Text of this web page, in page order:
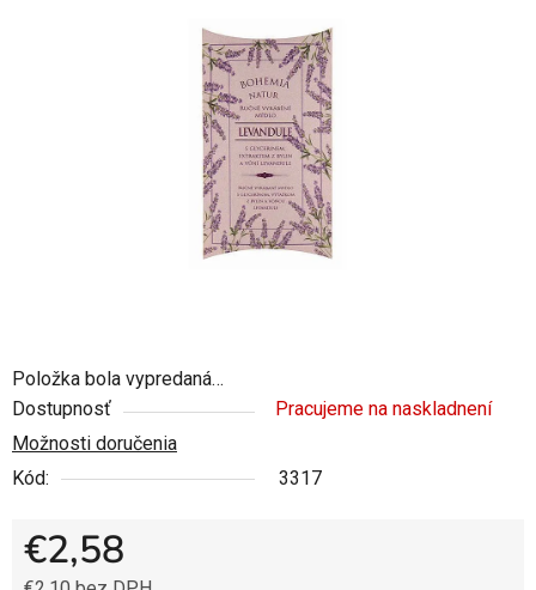
Položka bola vypredaná…
Dostupnosť
Pracujeme na naskladnení
Možnosti doručenia
Kód:
3317
€2,58